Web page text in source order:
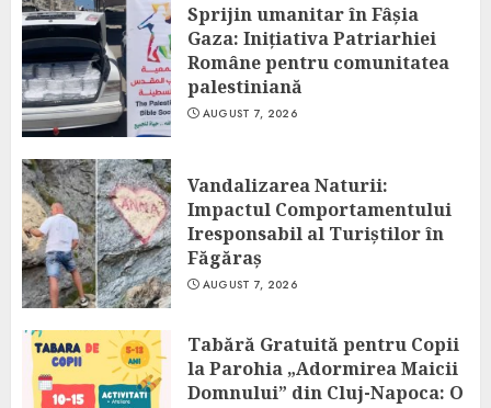
Sprijin umanitar în Fâșia
Gaza: Inițiativa Patriarhiei
Române pentru comunitatea
palestiniană
AUGUST 7, 2026
Vandalizarea Naturii:
Impactul Comportamentului
Iresponsabil al Turiștilor în
Făgăraș
AUGUST 7, 2026
Tabără Gratuită pentru Copii
la Parohia „Adormirea Maicii
Domnului” din Cluj-Napoca: O